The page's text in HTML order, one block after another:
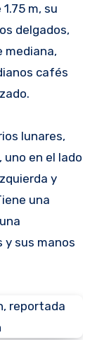
m, su
delgados,
mediana,
cafés
lunares,
uno en el lado
y
una
y sus manos